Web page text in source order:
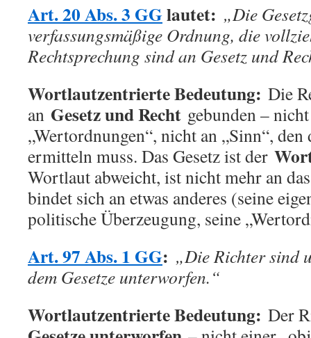
Art. 20 Abs. 3 GGlautet: „Die
verfassungsmäßige Ordnung, die
Rechtsprechung sind an Gesetz und
Wortlautzentrierte Bedeutung: Die
an Gesetz und Recht gebunden –
„Wertordnungen“, nicht an „Sinn“,
ermitteln muss. Das Gesetz ist der
Wortlaut abweicht, ist nicht mehr an
bindet sich an etwas anderes (seine
politische Überzeugung, seine
Art. 97 Abs. 1 GG: „Die Richter sind
dem Gesetze unterworfen.“
Wortlautzentrierte Bedeutung: Der